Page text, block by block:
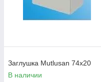
Заглушка Mutlusan 74х20
В наличии